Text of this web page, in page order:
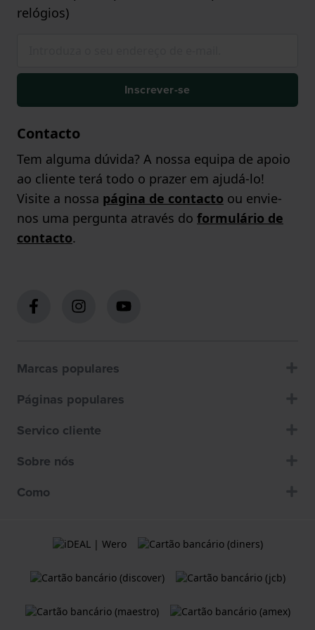
relógios)
Inscrever-se
Contacto
Tem alguma dúvida? A nossa equipa de apoio
ao cliente terá todo o prazer em ajudá-lo!
Visite a nossa página de contacto ou envie-
nos uma pergunta através do formulário de
contacto.
Marcas populares
Páginas populares
Servico cliente
Sobre nós
Como